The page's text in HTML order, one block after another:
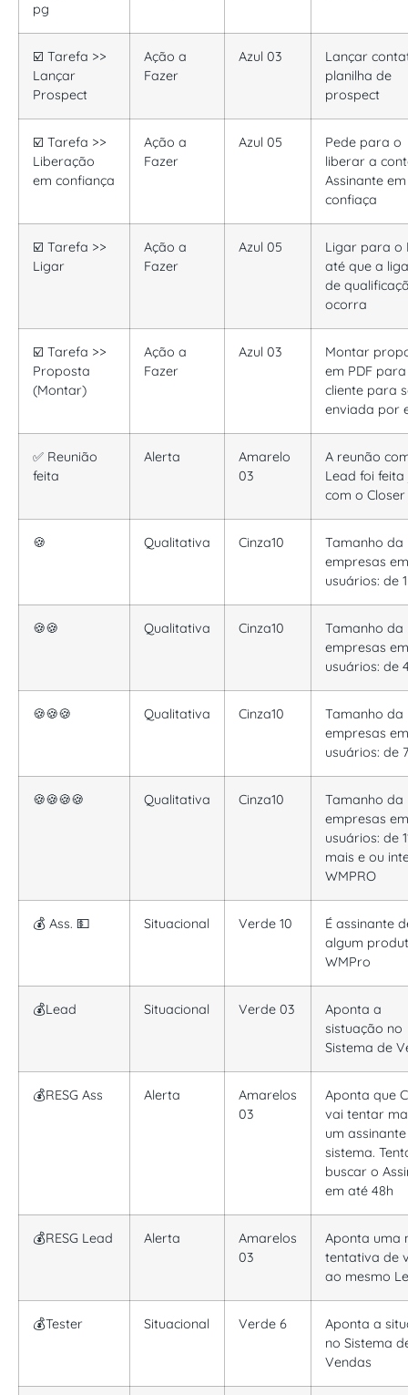
pg
☑️ Tarefa >>
Lançar
Prospect
Ação a
Fazer
Azul 03
Lançar
planilha de
prospect
☑️ Tarefa >>
Liberação
em confiança
Ação a
Fazer
Azul 05
Pede para o
liberar a
Assinante em
confiaça
☑️ Tarefa >>
Ligar
Ação a
Fazer
Azul 05
Ligar para o
até que a
de
ocorra
☑️ Tarefa >>
Proposta
(Montar)
Ação a
Fazer
Azul 03
Montar
em PDF
cliente para
enviada por
✅ Reunião
feita
Alerta
Amarelo
03
A reunão
Lead foi
com o Closer
🍪 Qualitativa Cinza10
Tamanho da
empresas em
usuários: de
🍪🍪 Qualitativa Cinza10
Tamanho da
empresas em
usuários: de
🍪🍪🍪 Qualitativa Cinza10
Tamanho da
empresas em
usuários: de
🍪🍪🍪🍪 Qualitativa Cinza10
Tamanho da
empresas em
usuários: de
mais e ou
WMPRO
💰 Ass. 💵 Situacional Verde 10
É assinante
algum
WMPro
💰Lead Situacional Verde 03
Aponta a
sistuação no
Sistema de
💰RESG Ass Alerta
Amarelos
03
Aponta que
vai tentar
um
sistema.
buscar o
em até 48h
💰RESG Lead Alerta
Amarelos
03
Aponta uma
tentativa de
ao mesmo
💰Tester Situacional Verde 6
Aponta a
no Sistema
Vendas